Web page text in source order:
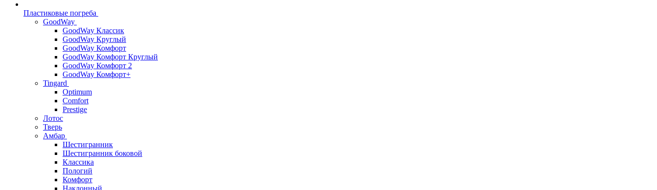
Пластиковые погреба
GoodWay
GoodWay Классик
GoodWay Круглый
GoodWay Комфорт
GoodWay Комфорт Круглый
GoodWay Комфорт 2
GoodWay Комфорт+
Tingard
Optimum
Comfort
Prestige
Лотос
Тверь
Амбар
Шестигранник
Шестигранник боковой
Классика
Пологий
Комфорт
Наклонный